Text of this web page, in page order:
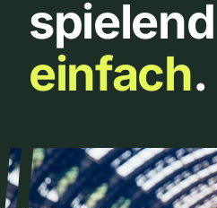
Urbanlist
spielend
einfach.